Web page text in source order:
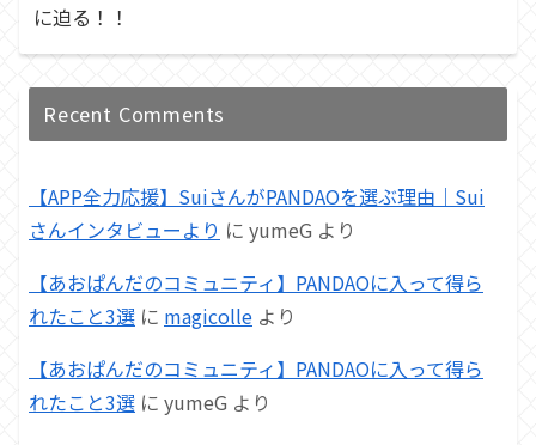
に迫る！！
Recent Comments
【APP全力応援】SuiさんがPANDAOを選ぶ理由｜Sui
さんインタビューより に yumeG より
【あおぱんだのコミュニティ】PANDAOに入って得ら
れたこと3選 に magicolle より
【あおぱんだのコミュニティ】PANDAOに入って得ら
れたこと3選 に yumeG より